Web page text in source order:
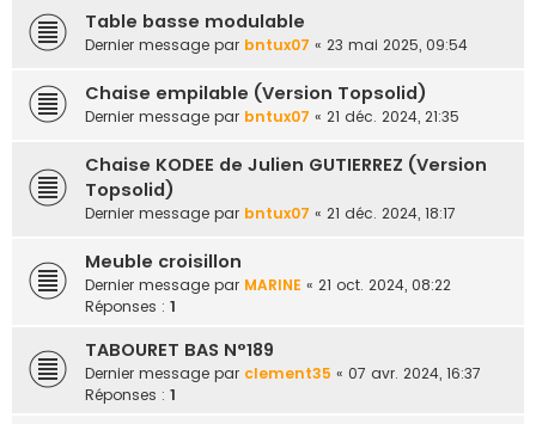
Table basse modulable
Dernier message par bntux07 « 23 mai 2025, 09:54
Chaise empilable (Version Topsolid)
Dernier message par bntux07 « 21 déc. 2024, 21:35
Chaise KODEE de Julien GUTIERREZ (Version
Topsolid)
Dernier message par bntux07 « 21 déc. 2024, 18:17
Meuble croisillon
Dernier message par MARINE « 21 oct. 2024, 08:22
Réponses : 1
TABOURET BAS N°189
Dernier message par clement35 « 07 avr. 2024, 16:37
Réponses : 1